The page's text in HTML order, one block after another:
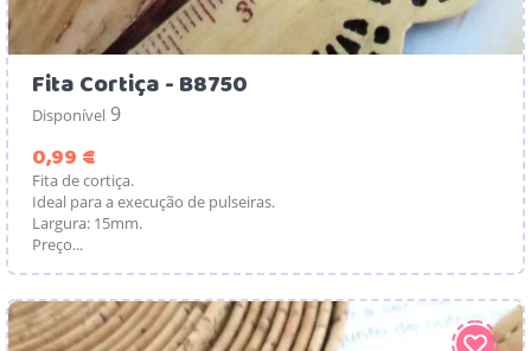
Fita Cortiça - B8750
Disponível 9
0,99 €
Fita de cortiça.
Ideal para a execução de pulseiras.
Largura: 15mm.
Preço...